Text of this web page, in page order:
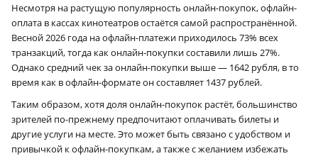
Несмотря на растущую популярность онлайн-покупок, офлайн-
оплата в кассах кинотеатров остаётся самой распространённой.
Весной 2026 года на офлайн-платежи приходилось 73% всех
транзакций, тогда как онлайн-покупки составили лишь 27%.
Однако средний чек за онлайн-покупки выше — 1642 рубля, в то
время как в офлайн-формате он составляет 1437 рублей.
Таким образом, хотя доля онлайн-покупок растёт, большинство
зрителей по-прежнему предпочитают оплачивать билеты и
другие услуги на месте. Это может быть связано с удобством и
привычкой к офлайн-покупкам, а также с желанием избежать